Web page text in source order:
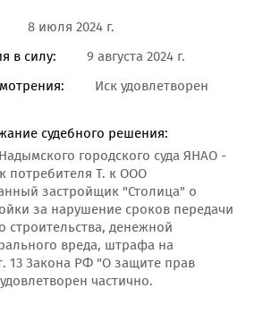
8 июля 2024 г.
в силу:
9 августа 2024 г.
Иск удовлетворен
судебного решения:
городского суда ЯНАО -
Т. к ООО
застройщик "Столица" о
за нарушение сроков передачи
строительства, денежной
вреда, штрафа на
13 Закона РФ "О защите прав
частично.